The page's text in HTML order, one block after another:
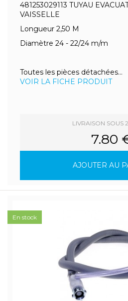
481253029113 TUYAU
VAISSELLE
Longueur 2,50 M
Diamètre 24 - 22/24 m/m
Toutes les pièces détachées...
VOIR LA FICHE PRODUIT
LIVRAISON SOUS
7.80
AJOUTER AU
En stock